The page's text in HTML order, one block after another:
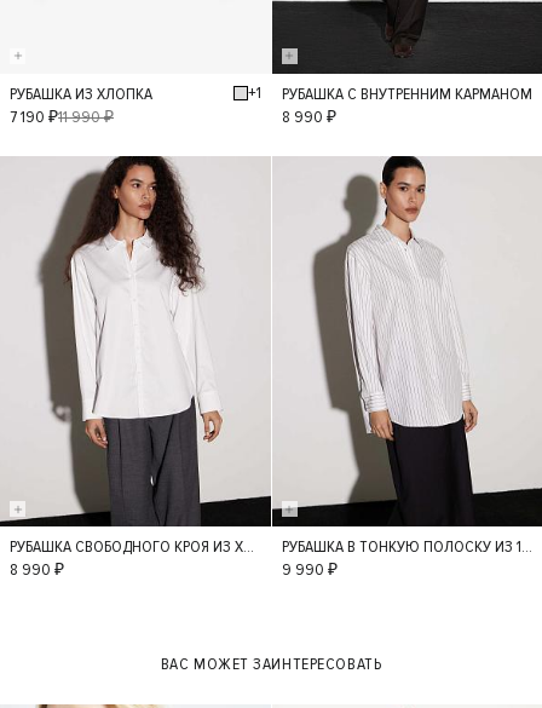
XS S
РУБАШКА ИЗ ХЛОПКА
+1
7 190 ₽11 990 ₽ XS
РУБАШКА С ВНУТРЕННИМ КАРМАНОМ
8 990 ₽
S
РУБАШКА СВОБОДНОГО КРОЯ ИЗ ХЛОПКА
8 990 ₽
XS
РУБАШКА В ТОНКУЮ ПОЛОСКУ ИЗ 100% ХЛОПКА
9 990 ₽
ВАС МОЖЕТ ЗАИНТЕРЕСОВАТЬ